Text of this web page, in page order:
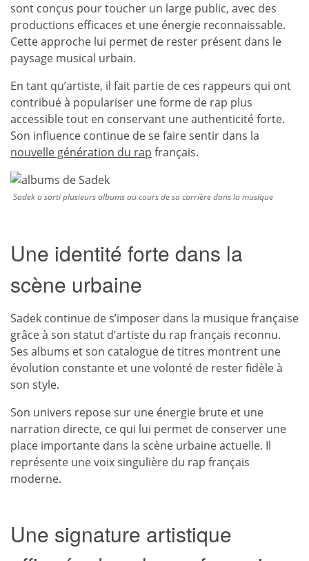
sont conçus pour toucher un large public, avec des
productions efficaces et une énergie reconnaissable.
Cette approche lui permet de rester présent dans le
paysage musical urbain.
En tant qu’artiste, il fait partie de ces rappeurs qui ont
contribué à populariser une forme de rap plus
accessible tout en conservant une authenticité forte.
Son influence continue de se faire sentir dans la
nouvelle génération du rap français.
Sadek a sorti plusieurs albums au cours de sa carrière dans la musique
Une identité forte dans la
scène urbaine
Sadek continue de s’imposer dans la musique française
grâce à son statut d’artiste du rap français reconnu.
Ses albums et son catalogue de titres montrent une
évolution constante et une volonté de rester fidèle à
son style.
Son univers repose sur une énergie brute et une
narration directe, ce qui lui permet de conserver une
place importante dans la scène urbaine actuelle. Il
représente une voix singulière du rap français
moderne.
Une signature artistique